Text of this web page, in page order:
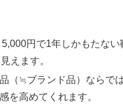
5,000円で1年しかもたな
えます。
品（≒ブランド品）ならで
を高めてくれます。